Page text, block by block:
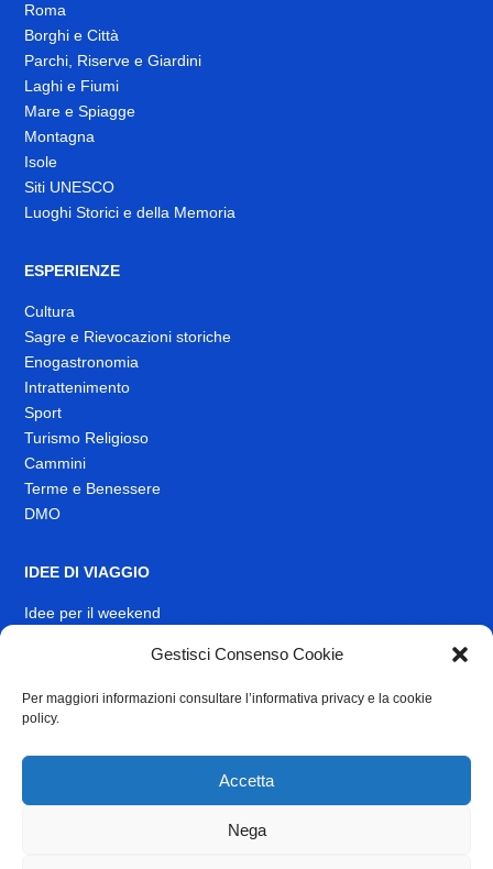
Gestisci Consenso Cookie
Per maggiori informazioni consultare l’informativa privacy e la cookie
policy.
Accetta
Nega
Roma
Borghi e Città
Parchi, Riserve e Giardini
Laghi e Fiumi
Mare e Spiagge
Montagna
Isole
Siti UNESCO
Luoghi Storici e della Memoria
ESPERIENZE
Cultura
Sagre e Rievocazioni storiche
Enogastronomia
Intrattenimento
Sport
Turismo Religioso
Cammini
Terme e Benessere
DMO
IDEE DI VIAGGIO
Idee per il weekend
INFO
News
Link Utili